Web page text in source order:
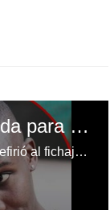
"Chino" Discua: 'Rubilio sería de mucha ayuda para el Marathón'
El 'Chino' Discua se prepara para su debut como verdolaga y se refirió al fichaje frustrado de Rubilio Castillo en Grecia.